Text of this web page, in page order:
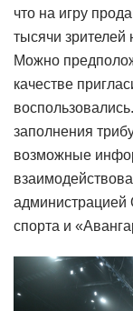
что на игру
тысячи зрителей
Можно
качестве
заполнения
возможные
администрацией
спорта и